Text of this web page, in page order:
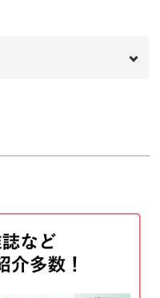
後の色が大事。
うな、花火のような美
えします。